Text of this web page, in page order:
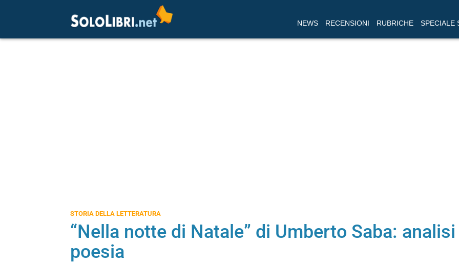
NEWS RECENSIONI RUBRICHE SPECIALE
STORIA DELLA LETTERATURA
“Nella notte di Natale” di Umberto Saba:
poesia